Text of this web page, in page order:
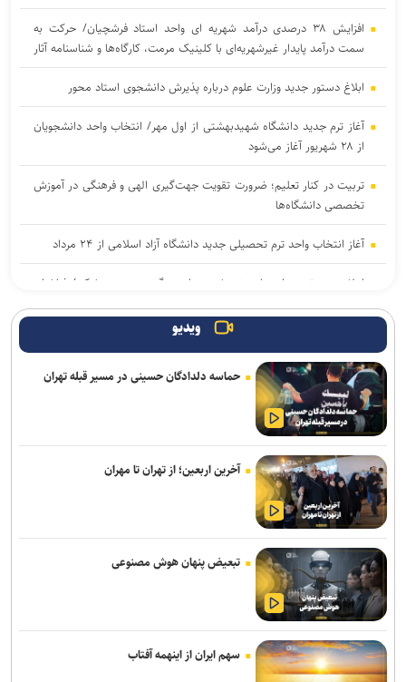
افزایش ۳۸ درصدی درآمد شهریه ای واحد استاد فرشچیان/ حرکت به
سمت درآمد پایدار غیرشهریه‌ای با کلینیک مرمت، کارگاه‌ها و شناسنامه آثار
ابلاغ دستور جدید وزارت علوم درباره پذیرش دانشجوی استاد محور
آغاز ترم جدید دانشگاه شهیدبهشتی از اول مهر/ انتخاب واحد دانشجویان
از ۲۸ شهریور آغاز می‌شود
تربیت در کنار تعلیم؛ ضرورت تقویت جهت‌گیری الهی و فرهنگی در آموزش
تخصصی دانشگاه‌ها
آغاز انتخاب واحد ترم تحصیلی جدید دانشگاه آزاد اسلامی از ۲۴ مرداد
اعلام جدیدترین طرح‌های پژوهشی دوران جنگ در حوزه پزشکی/ فراخوان
رشته‌های جدید جایگزین رشته‌های کم‌متقاضی می‌شوند
جهاد دانشگاهی برای پاسخ به نیاز‌های کشور نیازمند تحول بنیادین است
بیانیه بسیج اساتید جهاددانشگاهی به مناسبت سالروز تأسیس
جهاددانشگاهی
نتایج آزمون‌های سمپاد و نمونه دولتی پایه هفتم اعلام شد
معیارهای علمی و تأثیرگذاری اجتماعی، مبنای انتخاب سرآمدان/ حمایت
مادی و معنوی، لازمه تداوم سرآمدی
ارائه طرح کاهش مصرف انرژی ساختمان‌های مسکونی با ترکیب آتریوم و
انرژی خورشیدی
زمان نام‌نویسی آزمون کارشناسی ارشد علوم پزشکی فردا آغاز خواهد شد
ویدیو
حماسه دلدادگان حسینی در مسیر قبله تهران
آخرین اربعین؛ از تهران تا مهران
تبعیض پنهان هوش مصنوعی
سهم ایران از اینهمه آفتاب